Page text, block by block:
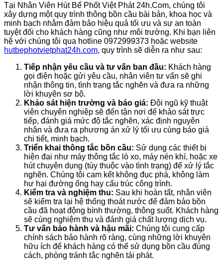
Tại Nhân Viên Hút Bể Phốt Việt Phát 24h.Com, chúng tôi
xây dựng một quy trình thông bồn cầu bài bản, khoa học và
minh bạch nhằm đảm bảo hiệu quả tối ưu và sự an toàn
tuyệt đối cho khách hàng cũng như môi trường. Khi bạn liên
hệ với chúng tôi qua hotline 0972999373 hoặc website
hutbephotvietphat24h.com, quy trình sẽ diễn ra như sau:
Tiếp nhận yêu cầu và tư vấn ban đầu: Khách hàng
gọi điện hoặc gửi yêu cầu, nhân viên tư vấn sẽ ghi
nhận thông tin, tình trạng tắc nghẽn và đưa ra những
lời khuyên sơ bộ.
Khảo sát hiện trường và báo giá: Đội ngũ kỹ thuật
viên chuyên nghiệp sẽ đến tận nơi để khảo sát trực
tiếp, đánh giá mức độ tắc nghẽn, xác định nguyên
nhân và đưa ra phương án xử lý tối ưu cùng báo giá
chi tiết, minh bạch.
Triển khai thông tắc bồn cầu: Sử dụng các thiết bị
hiện đại như máy thông tắc lò xo, máy nén khí, hoặc xe
hút chuyên dụng (tùy thuộc vào tình trạng) để xử lý tắc
nghẽn. Chúng tôi cam kết không đục phá, không làm
hư hại đường ống hay cấu trúc công trình.
Kiểm tra và nghiệm thu: Sau khi hoàn tất, nhân viên
sẽ kiểm tra lại hệ thống thoát nước để đảm bảo bồn
cầu đã hoạt động bình thường, thông suốt. Khách hàng
sẽ cùng nghiệm thu và đánh giá chất lượng dịch vụ.
Tư vấn bảo hành và hậu mãi: Chúng tôi cung cấp
chính sách bảo hành rõ ràng, cùng những lời khuyên
hữu ích để khách hàng có thể sử dụng bồn cầu đúng
cách, phòng tránh tắc nghẽn tái phát.